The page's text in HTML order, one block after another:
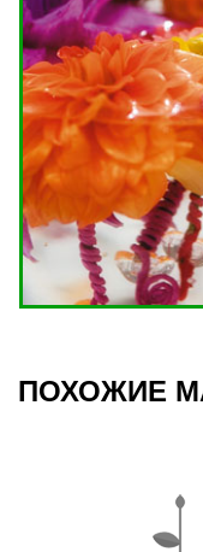
ПОХОЖИЕ